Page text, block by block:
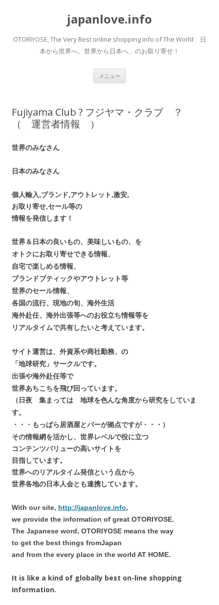
japanlove.info
OTORIYOSE, The Very Best online shopping info of The World 日
本から世界へ、世界から日本へ、のお取り寄せ！
メニュー
ス
Fujiyama Club ? フジヤマ・クラブ ？
（ 運営者情報 ）
世界のみなさん
日本のみなさん
個人輸入,ブランド,アウトレット,激安,
お取り寄せ,セール等の
情報を発信します！
世界＆日本の良いもの、美味しいもの、を
オ トクにお取り寄せできる情報、
自宅で楽しめる情報、
ブランドブティックやアウトレット等
世界のセール情報、
各国の流行、現地の旬、海外生活
海外赴任、海外出張等へのお役立ち情報等を
リアルタイムで共有したいと考えています。
サイト運営は、外資系や商社勤務、の
「地球研究」サークルです。
出張や海外赴任等で
世界あちこちを飛び回っています。
（日夜 集まっては 地球を色んな角度から研究をしていま
す。
・・・もっぱら居酒屋とバーが拠点ですが・・・）
その情報網を活かし、世界レベルで役に立つ
コンテンツバリューの高いサイトを
目指しています。
世界へのリアルタイム発信という点から
世界各地の日本人会とも連携しています。
With our site, http://japanlove.info,
we provide the information of great OTORIYOSE.
The Japanese word, OTORIYOSE means the way
to get the best things fromJapan
and from the every place in the world AT HOME.
It is like a kind of globally best on-line shopping
information.